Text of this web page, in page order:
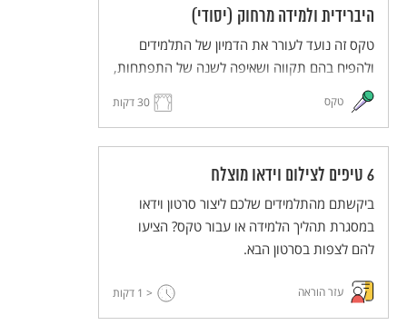
היברידית ולמידה מרחוק (יסודי)
טקס זה נועד לעורר את הדמיון של התלמידים
ולהפיח בהם תקווה ושאיפה לשנה של התפתחות,
יוזמה ועשייה. התלמידים והמורים יחלמו על העתיד
הרחוק ועל העתיד הקרוב, ישתפו זה את זה
וללמידה היברידית.
טקס 30 דקות
6 טיפים לצילום וידאו מוצלח
ביקשתם מהתלמידים שלכם ליצור סרטון וידאו
במסגרת תהליך הלמידה או עבור טקס? הציעו
להם לצפות בסרטון הבא.
עזר הוראה < 1 דקות